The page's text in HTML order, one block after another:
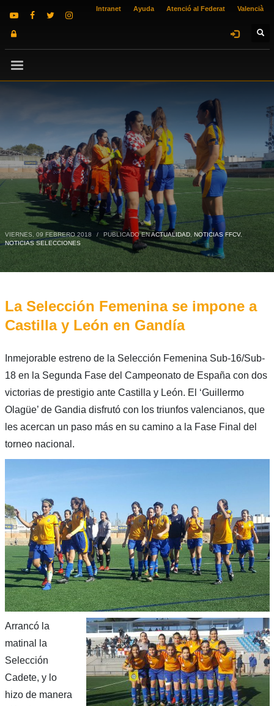
Intranet Ayuda Atenció al Federat Valencià
VIERNES, 09 FEBRERO 2018 / PUBLICADO ENACTUALIDAD, NOTICIAS FFCV,
NOTICIAS SELECCIONES
La Selección Femenina se impone a
Castilla y León en Gandía
Inmejorable estreno de la Selección Femenina Sub-16/Sub-
18 en la Segunda Fase del Campeonato de España con dos
victorias de prestigio ante Castilla y León. El ‘Guillermo
Olagüe’ de Gandia disfrutó con los triunfos valencianos, que
les acercan un paso más en su camino a la Fase Final del
torneo nacional.
Arrancó la
matinal la
Selección
Cadete, y lo
hizo de manera